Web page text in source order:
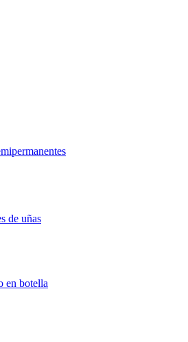
de uñas
en botella